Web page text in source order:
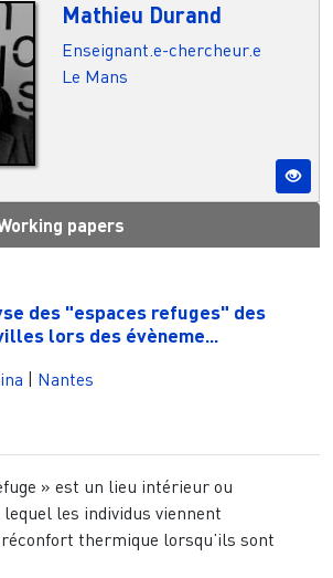
Mathieu Durand
Enseignant.e-chercheur.e
Le Mans
papers
des "espaces refuges" des
lors des évèneme...
| Nantes
» est un lieu intérieur ou
les individus viennent
thermique lorsqu’ils sont